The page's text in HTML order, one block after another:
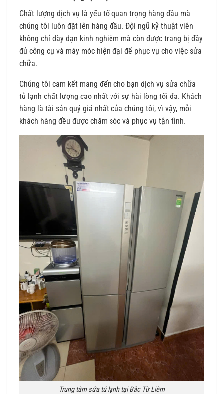
Chất lượng dịch vụ là yếu tố quan trọng hàng đầu mà
chúng tôi luôn đặt lên hàng đầu. Đội ngũ kỹ thuật viên
không chỉ dày dạn kinh nghiệm mà còn được trang bị đầy
đủ công cụ và máy móc hiện đại để phục vụ cho việc sửa
chữa.
Chúng tôi cam kết mang đến cho bạn dịch vụ sửa chữa
tủ lạnh chất lượng cao nhất với sự hài lòng tối đa. Khách
hàng là tài sản quý giá nhất của chúng tôi, vì vậy, mỗi
khách hàng đều được chăm sóc và phục vụ tận tình.
Trung tâm sửa tủ lạnh tại Bắc Từ Liêm